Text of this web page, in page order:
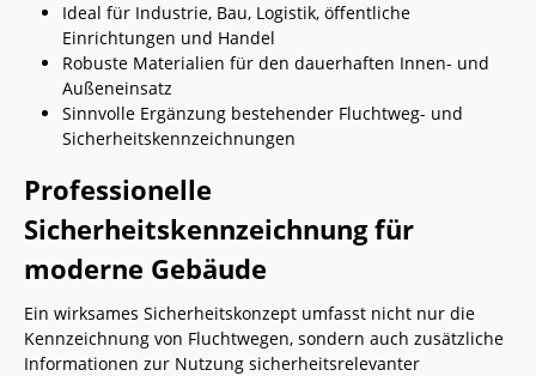
Ideal für Industrie, Bau, Logistik, öffentliche
Einrichtungen und Handel
Robuste Materialien für den dauerhaften Innen- und
Außeneinsatz
Sinnvolle Ergänzung bestehender Fluchtweg- und
Sicherheitskennzeichnungen
Professionelle
Sicherheitskennzeichnung für
moderne Gebäude
Ein wirksames Sicherheitskonzept umfasst nicht nur die
Kennzeichnung von Fluchtwegen, sondern auch zusätzliche
Informationen zur Nutzung sicherheitsrelevanter